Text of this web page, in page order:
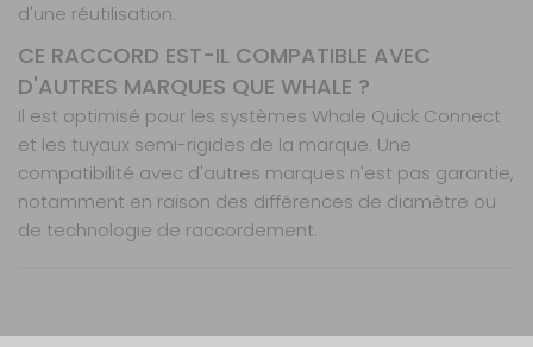
d'une réutilisation.
CE RACCORD EST-IL COMPATIBLE AVEC
D'AUTRES MARQUES QUE WHALE ?
Il est optimisé pour les systèmes Whale Quick Connect
et les tuyaux semi-rigides de la marque. Une
compatibilité avec d'autres marques n'est pas garantie,
notamment en raison des différences de diamètre ou
de technologie de raccordement.